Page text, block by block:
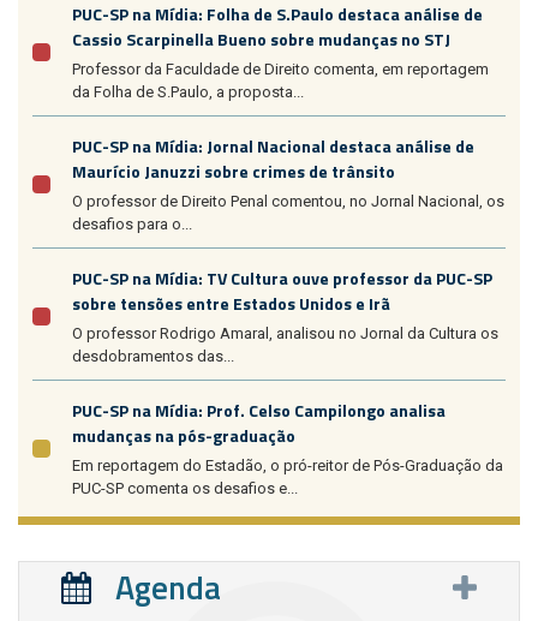
PUC-SP na Mídia: Folha de S.Paulo destaca análise de
Cassio Scarpinella Bueno sobre mudanças no STJ
Professor da Faculdade de Direito comenta, em reportagem
da Folha de S.Paulo, a proposta...
PUC-SP na Mídia: Jornal Nacional destaca análise de
Maurício Januzzi sobre crimes de trânsito
O professor de Direito Penal comentou, no Jornal Nacional, os
desafios para o...
PUC-SP na Mídia: TV Cultura ouve professor da PUC-SP
sobre tensões entre Estados Unidos e Irã
O professor Rodrigo Amaral, analisou no Jornal da Cultura os
desdobramentos das...
PUC-SP na Mídia: Prof. Celso Campilongo analisa
mudanças na pós-graduação
Em reportagem do Estadão, o pró-reitor de Pós-Graduação da
PUC-SP comenta os desafios e...
Agenda